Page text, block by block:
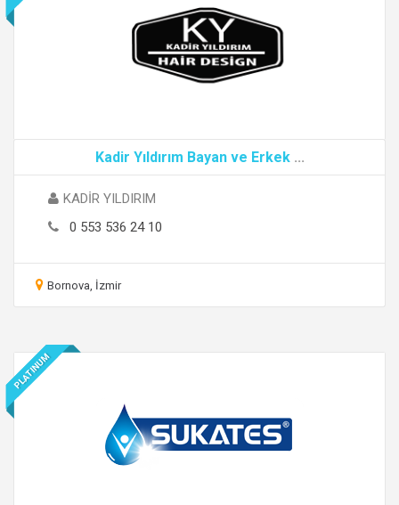
Kadir Yıldırım Bayan ve Erkek ...
KADİR YILDIRIM
0 553 536 24 10
Bornova, İzmir
PLATINUM